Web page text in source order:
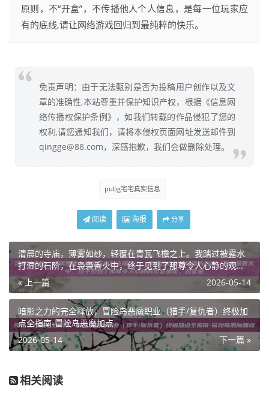
原则，不“开盒”，不传播他人个人信息，是每一位玩家应
有的底线,请让网络游戏回归到最纯粹的快乐。
免责声明：由于无法甄别是否为投稿用户创作以及文
章的准确性,本站尊重并保护知识产权，根据《信息网
络传播权保护条例》，如我们转载的作品侵犯了您的
权利,请您通知我们，请将本侵权页面网址发送邮件到
qingge@88.com，深感抱歉，我们会做删除处理。
pubg宅宅真实信息
阅读 海报 分享
清晨的寺庙，薄雾如纱，轻覆在青瓦飞檐之上。我踏过被露水
打湿的石阶，在袅袅香火中，终于见到了那尊令人心静的观音
坐像。观音坐
« 上一篇 2026-05-14
暗影之力的完全释放，冒险岛恶魔职业（猎手/复仇者）终极加
点全指南-冒险岛恶魔加点
下一篇 »
2026-05-14
相关阅读